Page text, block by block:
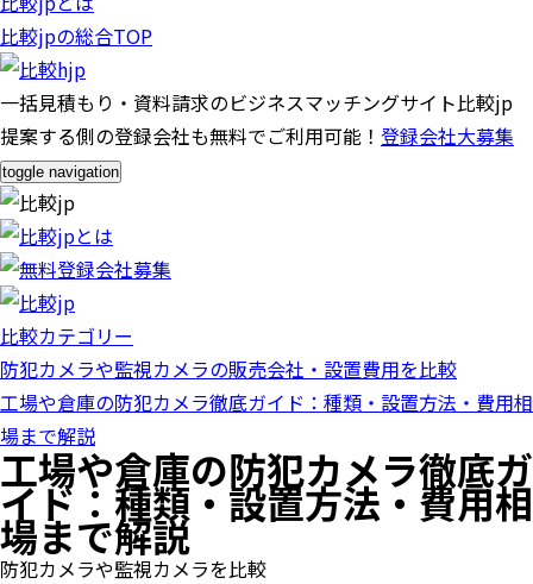
比較jpの総合TOP
一括見積もり・資料請求のビジネスマッチングサイト比較jp
提案する側の登録会社も無料でご利用可能！ 登録会社大募集
toggle navigation
比較カテゴリー
防犯カメラや監視カメラの販売会社・設置費用を比較
工場や倉庫の防犯カメラ徹底ガイド：種類・設置方法・費用相
場まで解説
工場や倉庫の防犯カメラ徹底ガ
イド：種類・設置方法・費用相
場まで解説
防犯カメラや監視カメラを比較